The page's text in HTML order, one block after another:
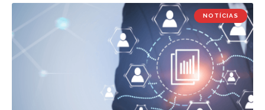
NOTÍCIAS